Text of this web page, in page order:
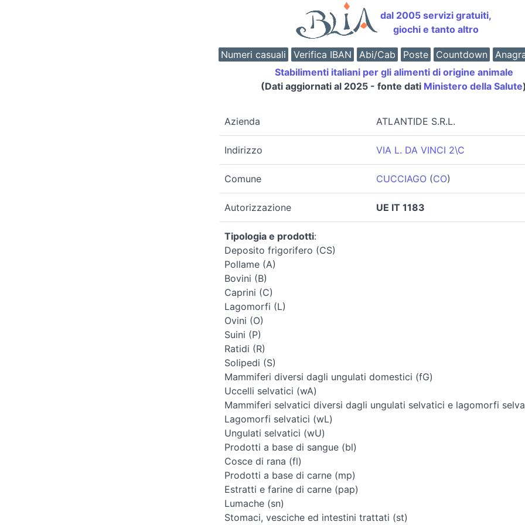
dal 2005 servizi gratuiti,
giochi e tanto altro
Numeri casuali Verifica IBAN Abi/Cab Poste Countdown
Stabilimenti italiani per gli alimenti di origine animale
(Dati aggiornati al 2025 - fonte dati Ministero della Salute)
Azienda ATLANTIDE S.R.L.
Indirizzo VIA L. DA VINCI 2\C
Comune CUCCIAGO (CO)
Autorizzazione UE IT 1183
Tipologia e prodotti:
Deposito frigorifero (CS)
Pollame (A)
Bovini (B)
Caprini (C)
Lagomorfi (L)
Ovini (O)
Suini (P)
Ratidi (R)
Solipedi (S)
Mammiferi diversi dagli ungulati domestici (fG)
Uccelli selvatici (wA)
Mammiferi selvatici diversi dagli ungulati selvatici e lagomorfi
Lagomorfi selvatici (wL)
Ungulati selvatici (wU)
Prodotti a base di sangue (bl)
Cosce di rana (fl)
Prodotti a base di carne (mp)
Estratti e farine di carne (pap)
Lumache (sn)
Stomaci, vesciche ed intestini trattati (st)